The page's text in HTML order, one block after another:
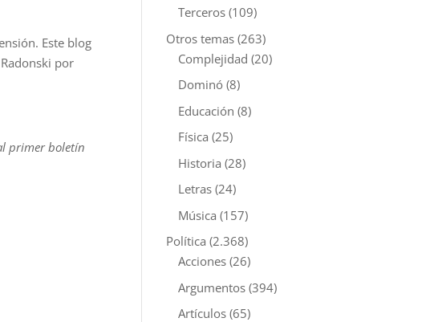
Este blog
por
primer boletín
Terceros (109)
Otros temas (263)
Complejidad (20)
Dominó (8)
Educación (8)
Física (25)
Historia (28)
Letras (24)
Música (157)
Política (2.368)
Acciones (26)
Argumentos (394)
Artículos (65)